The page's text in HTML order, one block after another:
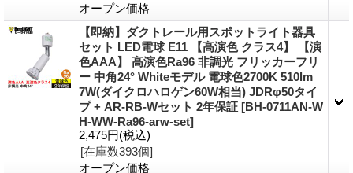
オープン価格
【即納】ダクトレール用スポットライト器具
セット LED電球 E11 【高演色 クラス4】 【演
色AAA】 高演色Ra96 非調光 フリッカーフリ
ー 中角24° Whiteモデル 電球色2700K 510lm
7W(ダイクロハロゲン60W相当) JDRφ50タイ
プ + AR-RB-Wセット 2年保証 [BH-0711AN-W
H-WW-Ra96-arw-set]
2,475円(税込)
[在庫数393個]
オープン価格